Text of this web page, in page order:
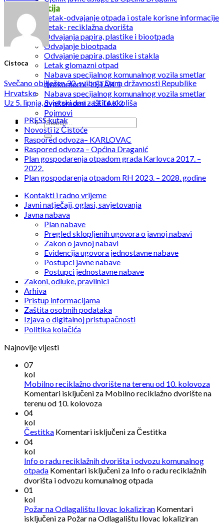
Edukacija
Letak-odvajanje otpada i ostale korisne informacije
Letak- reciklažna dvorišta
Odvajanja papira, plastike i biootpada
Odvajanje biootpada
Odvajanje papira, plastike i stakla
Letak glomazni otpad
Nabava specijalnog komunalnog vozila smetlar
dvokomorni- LETAK 1
Nabava specijalnog komunalnog vozila smetlar
dvokomorni – LETAK 2
Pojmovi
Cistoca
Svečano obilježen 30. svibnja Dana državnosti Republike
Hrvatske
Uz 5. lipnja, Svjetski dan zaštite okoliša
PRESS kutak
Novosti iz Čistoće
Raspored odvoza– KARLOVAC
Raspored odvoza – Općina Draganić
Plan gospodarenja otpadom grada Karlovca 2017. –
2022.
Plan gospodarenja otpadom RH 2023. – 2028. godine
Kontakti i radno vrijeme
Javni natječaji, oglasi, savjetovanja
Javna nabava
Plan nabave
Pregled sklopljenih ugovora o javnoj nabavi
Zakon o javnoj nabavi
Evidencija ugovora jednostavne nabave
Postupci javne nabave
Postupci jednostavne nabave
Zakoni, odluke, pravilnici
Arhiva
Pristup informacijama
Zaštita osobnih podataka
Izjava o digitalnoj pristupačnosti
Politika kolačića
Najnovije vijesti
07
kol
Mobilno reciklažno dvorište na terenu od 10. kolovoza
Komentari isključeni za Mobilno reciklažno dvorište na
terenu od 10. kolovoza
04
kol
Čestitka Komentari isključeni za Čestitka
04
kol
Info o radu reciklažnih dvorišta i odvozu komunalnog
otpada Komentari isključeni za Info o radu reciklažnih
dvorišta i odvozu komunalnog otpada
01
kol
Požar na Odlagalištu Ilovac lokaliziran Komentari
isključeni za Požar na Odlagalištu Ilovac lokaliziran